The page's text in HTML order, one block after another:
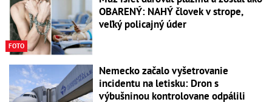
FOTO
OBARENÝ: NAHÝ človek v strope,
veľký policajný úder
Nemecko začalo vyšetrovanie
incidentu na letisku: Dron s
výbušninou kontrolovane odpálili